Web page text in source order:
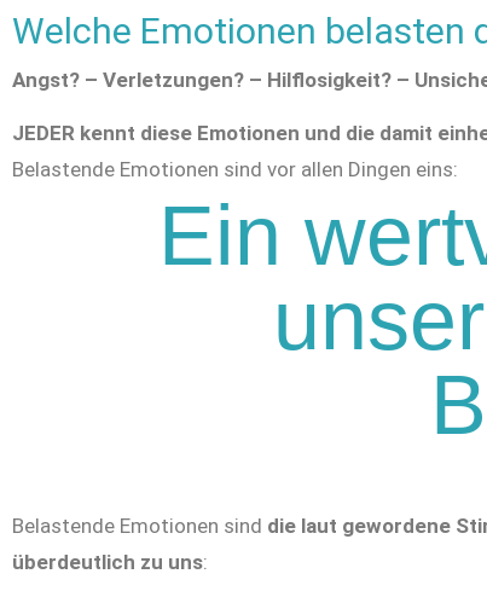
Welche Emotionen belasten
Angst? – Verletzungen? – Hilflosigkeit? –
JEDER kennt diese Emotionen und die damit
Belastende Emotionen sind vor allen Dingen eins:
Ein
Belastende Emotionen sind die laut gewordene
überdeutlich zu uns: